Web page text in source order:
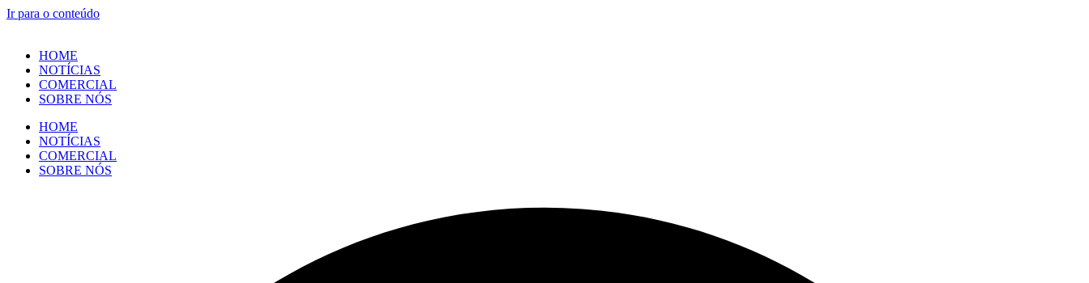
Ir para o conteúdo
HOME
NOTÍCIAS
COMERCIAL
SOBRE NÓS
HOME
NOTÍCIAS
COMERCIAL
SOBRE NÓS